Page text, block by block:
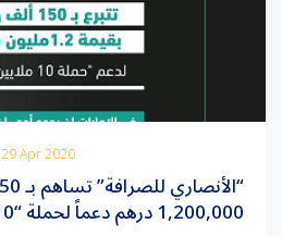
29 Apr 2020
1,200,000 درهم دعماً لحملة “10 ملايين وجبة”